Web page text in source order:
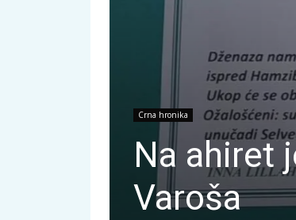
Crna hronika
Na ahiret
Varoša